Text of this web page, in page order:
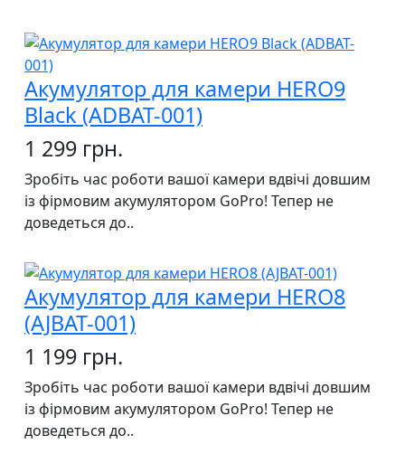
Акумулятор для камери HERO9
Black (ADBAT-001)
1 299 грн.
Зробіть час роботи вашої камери вдвічі довшим
із фірмовим акумулятором GoPro! Тепер не
доведеться до..
Акумулятор для камери HERO8
(AJBAT-001)
1 199 грн.
Зробіть час роботи вашої камери вдвічі довшим
із фірмовим акумулятором GoPro! Тепер не
доведеться до..